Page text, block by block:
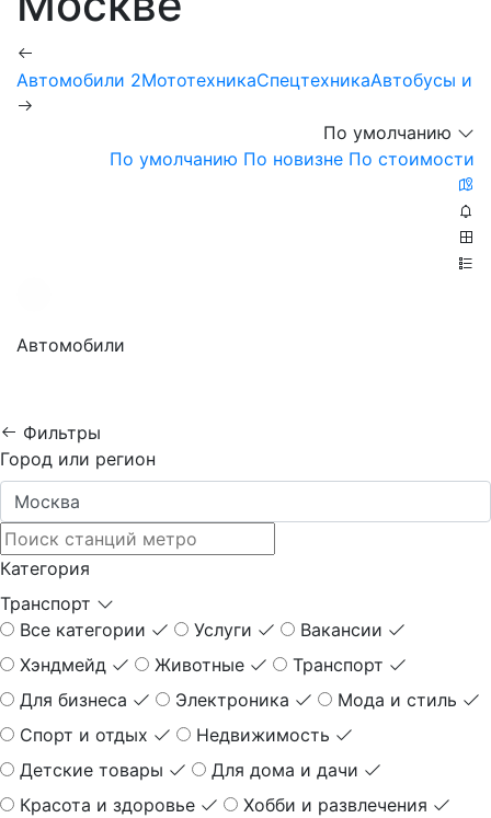
Автомобили 2МототехникаСпецтехникаАвтобусы и
По умолчанию
По умолчанию По новизне По стоимости
Автомобили
Фильтры
Город или регион
Категория
Транспорт
Все категории
Услуги
Вакансии
Хэндмейд
Животные
Транспорт
Для бизнеса
Электроника
Мода и стиль
Спорт и отдых
Недвижимость
Детские товары
Для дома и дачи
Красота и здоровье
Хобби и развлечения